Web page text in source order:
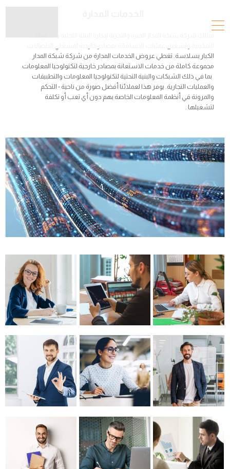
الكبار بسلاسة. تغطي عروض الخدمات المدارة من شركة شبكة المدار
مجموعة كاملة من خدمات الاستعانة بمصادر خارجية لتكنولوجيا المعلومات
بما في ذلك الشبكات والبنية التحتية لتكنولوجيا المعلومات والتطبيقات
والعمليات التجارية. يوفر هذا لعملائنا أفضل صورة من ناحية - التحكم
والمرونة في أنظمة المعلومات الخاصة بهم دون أي تعب أو تكلفة
لتشغيلها .